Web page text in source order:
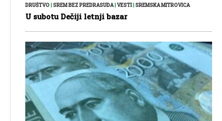
DRUŠTVO SREM BEZ PREDRASUDA| VESTI| SREMSKA MITROVICA
U subotu Dečiji letnji bazar